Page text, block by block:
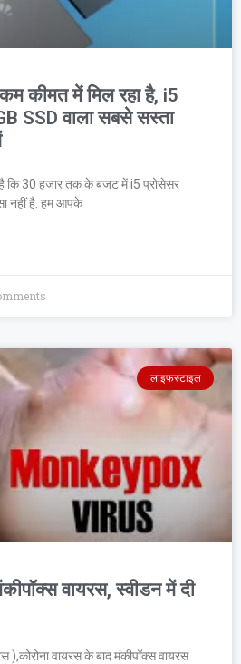
कीमत में मिल रहा है, i5
SSD वाला सबसे सस्ता
कि 30 हजार तक के बजट में i5 प्रोसेसर
नहीं है. हम आपके
लाइफस्टाइल
वायरस, स्वीडन में दी
वायरस के बाद मंकीपॉक्स वायरस